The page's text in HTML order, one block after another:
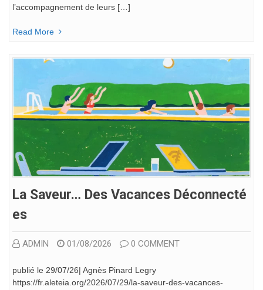
l’accompagnement de leurs […]
Read More
La Saveur… Des Vacances Déconnecté
Es
ADMIN 01/08/2026 0 COMMENT
publié le 29/07/26| Agnès Pinard Legry
https://fr.aleteia.org/2026/07/29/la-saveur-des-vacances-